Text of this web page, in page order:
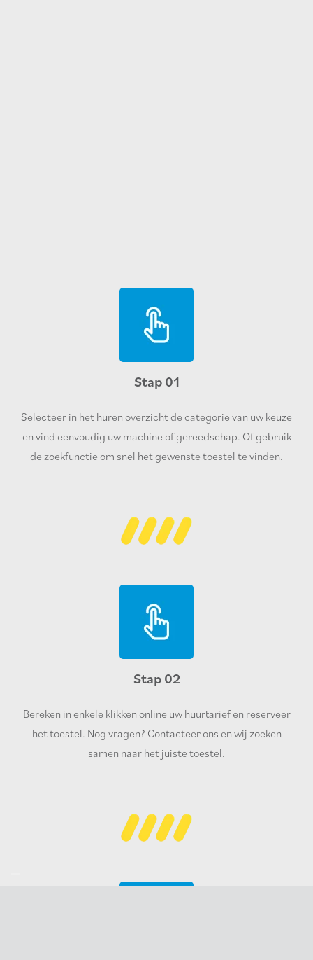
Stap 01
Selecteer in het huren overzicht de categorie van uw keuze
en vind eenvoudig uw machine of gereedschap. Of gebruik
de zoekfunctie om snel het gewenste toestel te vinden.
Stap 02
Bereken in enkele klikken online uw huurtarief en reserveer
het toestel. Nog vragen? Contacteer ons en wij zoeken
samen naar het juiste toestel.